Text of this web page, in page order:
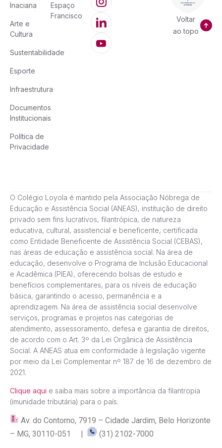
Inaciana
Arte e
Cultura
Sustentabilidade
Esporte
Infraestrutura
Documentos
Institucionais
Política de
Privacidade
Espaço
Francisco
Voltar
ao topo
O Colégio Loyola é mantido pela Associação Nóbrega de
Educação e Assistência Social (ANEAS), instituição de direito
privado sem fins lucrativos, filantrópica, de natureza
educativa, cultural, assistencial e beneficente, certificada
como Entidade Beneficente de Assistência Social (CEBAS),
nas áreas de educação e assistência social. Na área de
educação, desenvolve o Programa de Inclusão Educacional
e Acadêmica (PIEA), oferecendo bolsas de estudo e
benefícios complementares, para os níveis de educação
básica, garantindo o acesso, permanência e a
aprendizagem. Na área de assistência social desenvolve
serviços, programas e projetos nas categorias de
atendimento, assessoramento, defesa e garantia de direitos,
de acordo com o Art. 3º da Lei Orgânica de Assistência
Social. A ANEAS atua em conformidade à legislação vigente
por meio da Lei Complementar nº 187 de 16 de dezembro de
2021.
Clique aqui e saiba mais sobre a importância da filantropia
(imunidade tributária) para o país.
Av. do Contorno, 7919 – Cidade Jardim, Belo Horizonte
– MG, 30110-051 |
(31) 2102-7000